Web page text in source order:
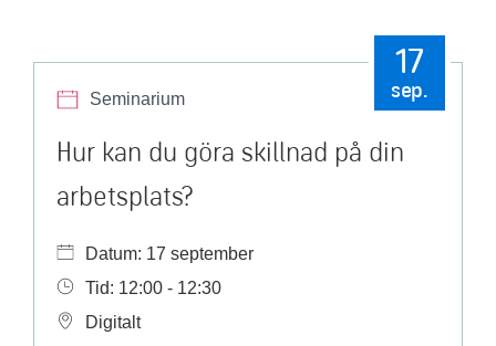
Seminarium
17
sep.
Hur kan du göra skillnad på din
arbetsplats?
Datum: 17 september
Tid: 12:00 - 12:30
Digitalt